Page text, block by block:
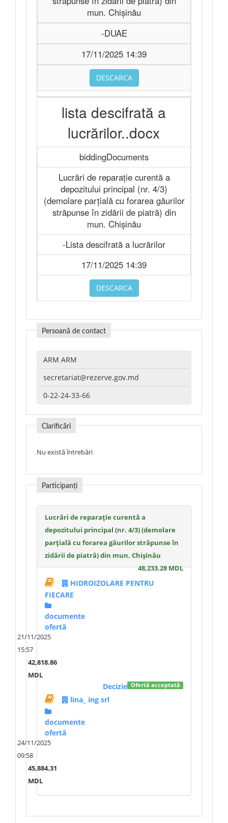
mun. Chișinău
-DUAE
17/11/2025 14:39
DESCARCA
lista descifrată a
lucrărilor..docx
biddingDocuments
Lucrări de reparație curentă a
depozitului principal (nr. 4/3)
(demolare parțială cu forarea găurilor
străpunse în zidării de piatră) din
mun. Chișinău
-Lista descifrată a lucrărilor
17/11/2025 14:39
DESCARCA
Persoană de contact
Clarificări
Nu există întrebări
Participanți
Lucrări de reparație curentă a
depozitului principal (nr. 4/3) (demolare
parțială cu forarea găurilor străpunse în
zidării de piatră) din mun. Chișinău
48,233.28 MDL
HIDROIZOLARE PENTRU
FIECARE
documente
ofertă
21/11/2025
15:57
42,818.86
MDL
Ofertă acceptată
Decizie
lina_ ing srl
documente
ofertă
24/11/2025
09:58
45,884.31
MDL